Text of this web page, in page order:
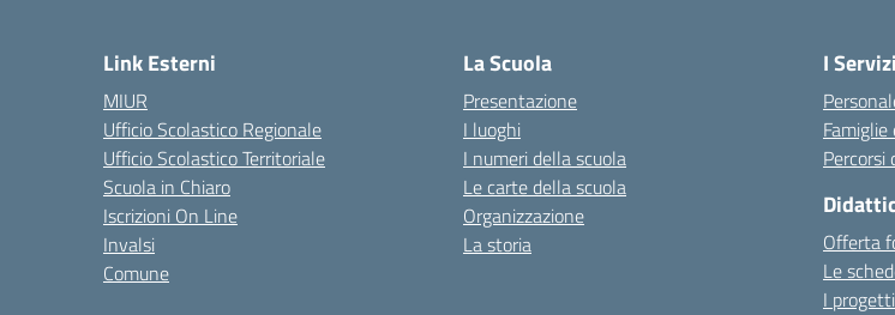
Link Esterni
MIUR
Ufficio Scolastico Regionale
Ufficio Scolastico Territoriale
Scuola in Chiaro
Iscrizioni On Line
Invalsi
Comune
La Scuola
Presentazione
I luoghi
I numeri della scuola
Le carte della scuola
Organizzazione
La storia
I Servizi
Percorsi
Offerta
Le
I